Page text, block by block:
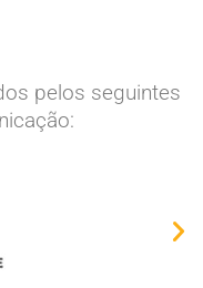
pelos seguintes